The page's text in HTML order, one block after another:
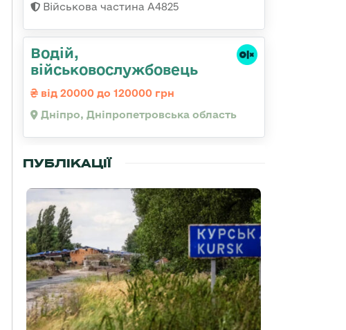
Військова частина А4825
Водій,
військовослужбовець
від 20000 до 120000 грн
Дніпро, Дніпропетровська область
ПУБЛІКАЦІЇ